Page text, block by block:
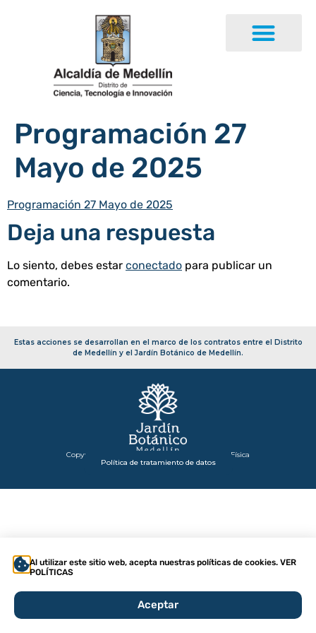
Programación 27
Mayo de 2025
Programación 27 Mayo de 2025
Deja una respuesta
Lo siento, debes estar conectado para publicar un
comentario.
Estas acciones se desarrollan en el marco de los contratos entre el Distrito
de Medellín y el Jardín Botánico de Medellín.
Copyright 2026 – Secretaría de Infraestructura Física
Política de tratamiento de datos
Al utilizar este sitio web, acepta nuestras políticas de cookies. VER
POLÍTICAS
Aceptar